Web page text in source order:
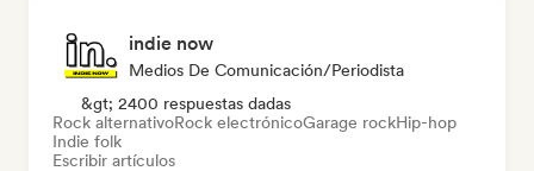
indie now
Medios De Comunicación/Periodista
&gt; 2400 respuestas dadas
Rock alternativoRock electrónicoGarage rockHip-hop
Indie folk
Escribir artículos